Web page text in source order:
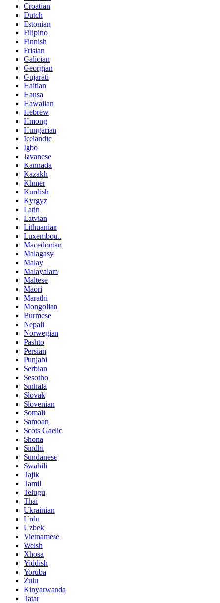
Croatian
Dutch
Estonian
Filipino
Finnish
Frisian
Galician
Georgian
Gujarati
Haitian
Hausa
Hawaiian
Hebrew
Hmong
Hungarian
Icelandic
Igbo
Javanese
Kannada
Kazakh
Khmer
Kurdish
Kyrgyz
Latin
Latvian
Lithuanian
Luxembou..
Macedonian
Malagasy
Malay
Malayalam
Maltese
Maori
Marathi
Mongolian
Burmese
Nepali
Norwegian
Pashto
Persian
Punjabi
Serbian
Sesotho
Sinhala
Slovak
Slovenian
Somali
Samoan
Scots Gaelic
Shona
Sindhi
Sundanese
Swahili
Tajik
Tamil
Telugu
Thai
Ukrainian
Urdu
Uzbek
Vietnamese
Welsh
Xhosa
Yiddish
Yoruba
Zulu
Kinyarwanda
Tatar